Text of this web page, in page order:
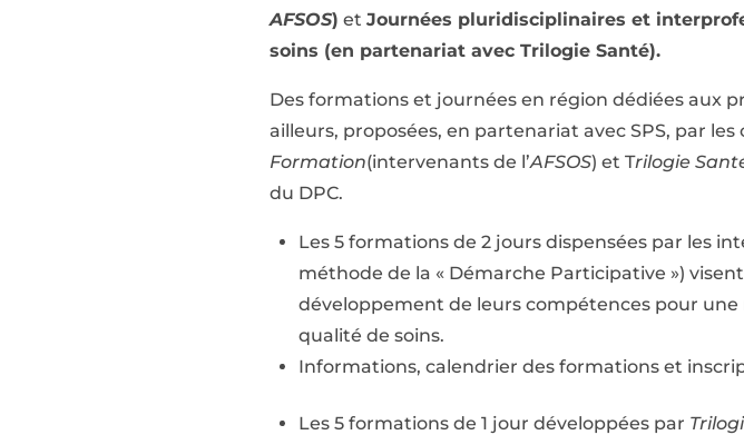
AFSOS) et Journées pluridisciplinaires et
soins (en partenariat avec Trilogie Santé).
Des formations et journées en région dédiées aux
ailleurs, proposées, en partenariat avec SPS, par
Formation(intervenants de l’AFSOS) et Trilogie
du DPC.
Les 5 formations de 2 jours dispensées par les
méthode de la « Démarche Participative »)
développement de leurs compétences pour
qualité de soins.
Informations, calendrier des formations et
Les 5 formations de 1 jour développées par